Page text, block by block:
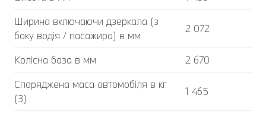
Ширина включаючи дзеркала (з
боку водія / пасажира) в мм
2 072
Колісна база в мм
2 670
Споряджена маса автомобіля в кг
(3)
1 465